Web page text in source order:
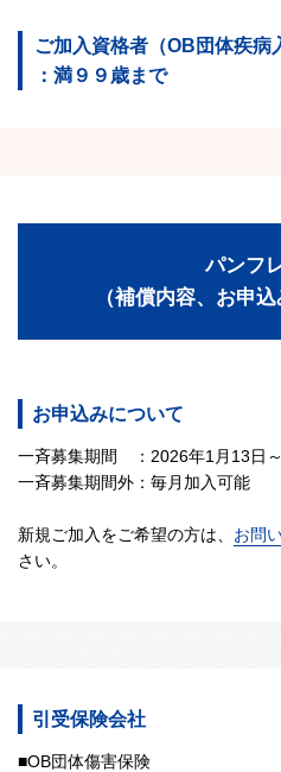
ご加入資格者（OB団体疾病
：満９９歳まで
パンフ
（補償内容、お申
お申込みについて
一斉募集期間 ：2026年1月13日
一斉募集期間外：毎月加入可能
新規ご加入をご希望の方は、 お問
さい。
引受保険会社
■OB団体傷害保険